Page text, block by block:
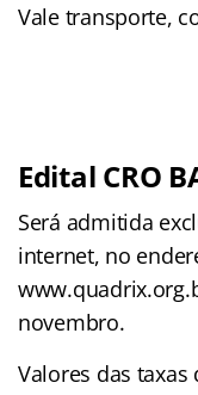
Vale transporte,
Edital CRO
Será admitida
internet, no
novembro.
Valores das taxas